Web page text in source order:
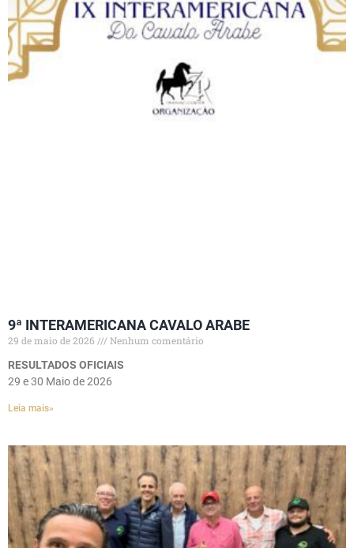
9ª INTERAMERICANA CAVALO ARABE
29 de maio de 2026
Nenhum comentário
RESULTADOS OFICIAIS
29 e 30 Maio de 2026
Leia mais»